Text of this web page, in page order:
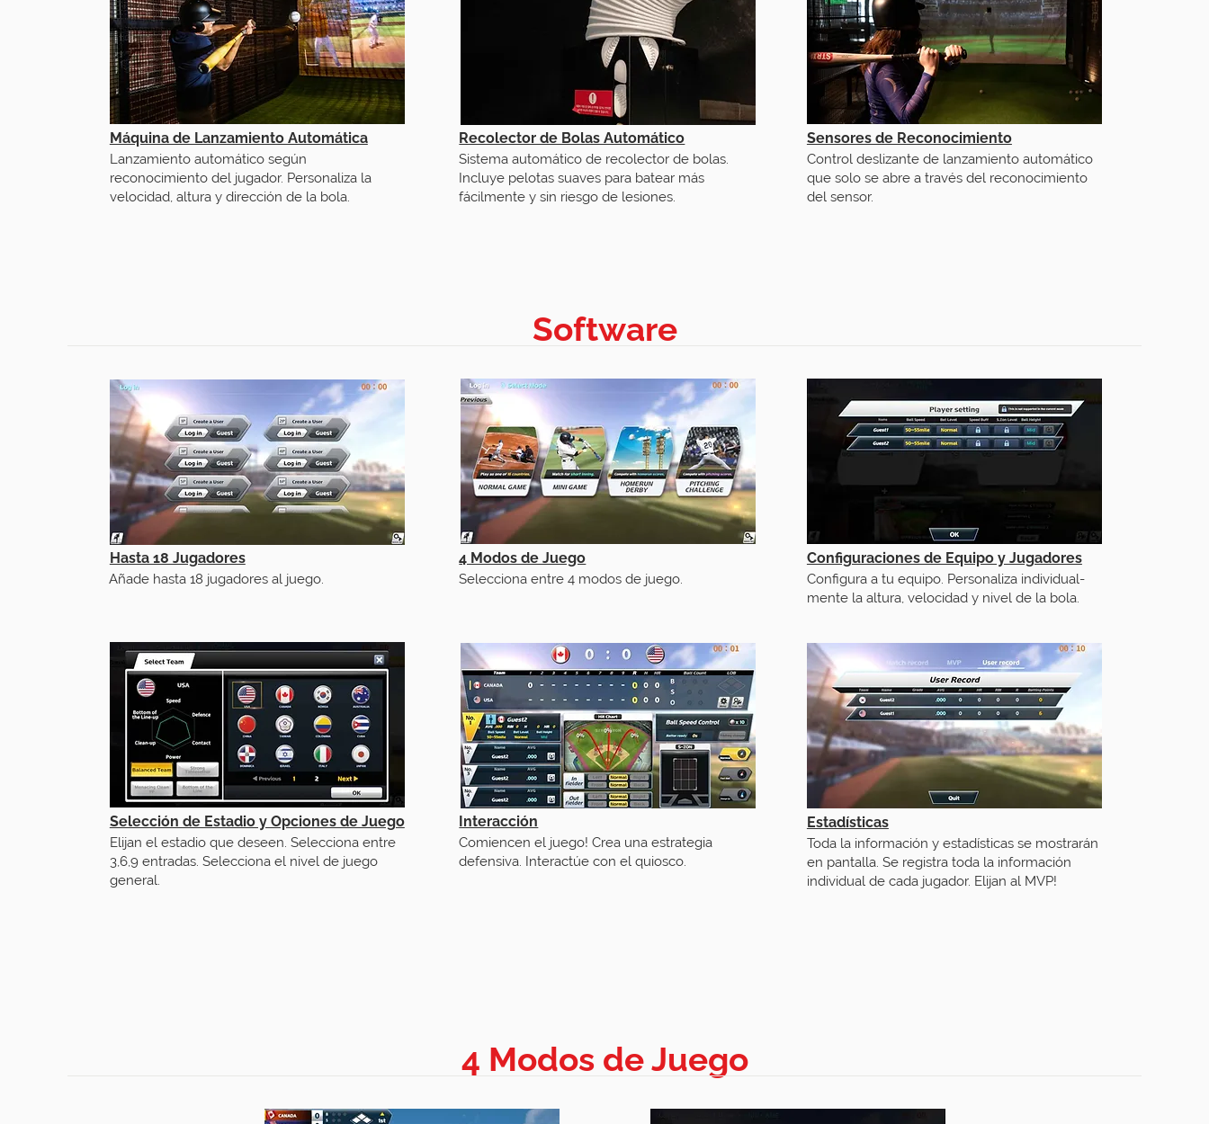
Máquina de Lanzamiento Automática
Lanzamiento automático según
reconocimiento del jugador. Personaliza la
velocidad, altura y dirección de la bola.
Recolector de Bolas Automático
Sistema automático de recolector de bolas.
Incluye pelotas suaves para batear más
fácilmente y sin riesgo de lesiones.
Sensores de Reconocimiento
Control deslizante de lanzamiento automático
que solo se abre a través del reconocimiento
del sensor.
Software
Hasta 18 Jugadores
Añade hasta 18 jugadores al juego.
Selección de Estadio y Opciones de Juego
Elijan el estadio que deseen. Selecciona entre
3,6,9 entradas. Selecciona el nivel de juego
general.
4 Modos de Juego
Selecciona entre 4 modos de juego.
Interacción
Comiencen el juego! Crea una estrategia
defensiva. Interactúe con el quiosco.
Configuraciones de Equipo y Jugadores
Configura a tu equipo. Personaliza individual-
mente la altura, velocidad y nivel de la bola.
Estadísticas
Toda la información y estadísticas se mostrarán
en pantalla. Se registra toda la información
individual de cada jugador. Elijan al MVP!
4 Modos de Juego